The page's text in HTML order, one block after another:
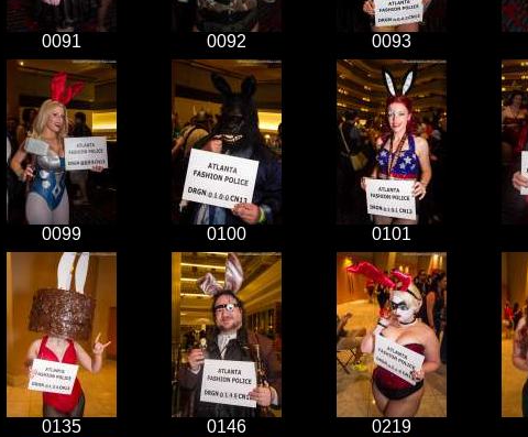
0091 0092 0093
0099 0100 0101
0135 0146 0219